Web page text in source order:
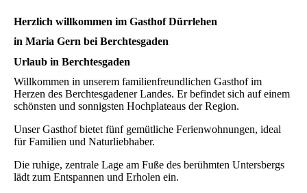
Herzlich willkommen im Gasthof Dürrlehen
in Maria Gern bei Berchtesgaden
Urlaub in Berchtesgaden
Willkommen in unserem familienfreundlichen Gasthof im
Herzen des Berchtesgadener Landes. Er befindet sich auf einem
schönsten und sonnigsten Hochplateaus der Region.
Unser Gasthof bietet fünf gemütliche Ferienwohnungen, ideal
für Familien und Naturliebhaber.
Die ruhige, zentrale Lage am Fuße des berühmten Untersbergs
lädt zum Entspannen und Erholen ein.